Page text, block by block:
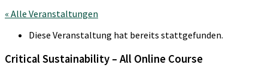
« Alle Veranstaltungen
Diese Veranstaltung hat bereits stattgefunden.
Critical Sustainability – All Online Course